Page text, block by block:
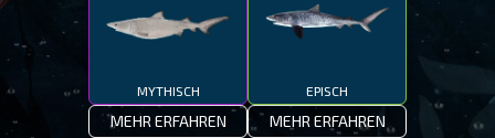
MYTHISCH
MEHR ERFAHREN
EPISCH
MEHR ERFAHREN